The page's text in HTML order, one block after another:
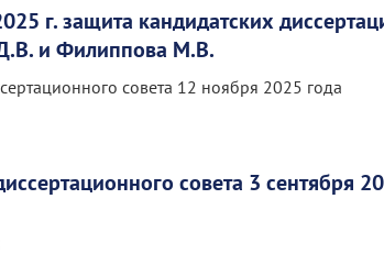
г. защита кандидатских
и Филиппова М.В.
совета 12 ноября 2025 года
совета 3 сентября